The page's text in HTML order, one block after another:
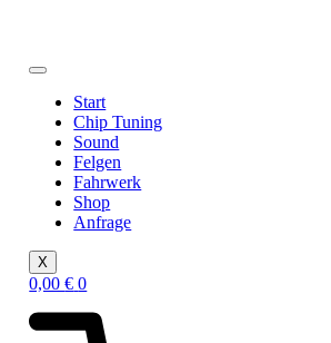
Start
Chip Tuning
Sound
Felgen
Fahrwerk
Shop
Anfrage
X
0,00€ 0